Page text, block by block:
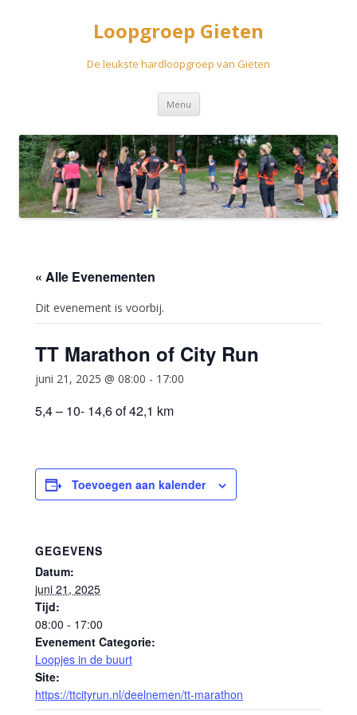
Loopgroep Gieten
De leukste hardloopgroep van Gieten
Menu Spring
inhoud
« Alle Evenementen
Dit evenement is voorbij.
TT Marathon of City Run
juni 21, 2025 @ 08:00 - 17:00
5,4 – 10- 14,6 of 42,1 km
Toevoegen aan kalender
GEGEVENS
Datum:
juni 21, 2025
Tijd:
08:00 - 17:00
Evenement Categorie:
Loopjes in de buurt
Site:
https://ttcityrun.nl/deelnemen/tt-marathon